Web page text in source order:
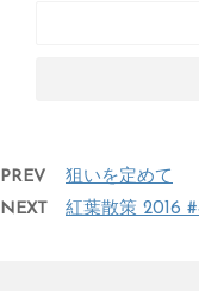
PREV
狙いを定めて
NEXT
紅葉散策 2016